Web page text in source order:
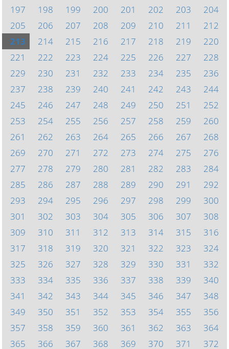
197
198 199 200 201 202 203
204
205
206 207 208 209 210 211
212
213
214 215 216 217 218 219
220
221
222 223 224 225 226 227
228
229
230 231 232 233 234 235
236
237
238 239 240 241 242 243
244
245
246 247 248 249 250 251
252
253
254 255 256 257 258 259
260
261
262 263 264 265 266 267
268
269
270 271 272 273 274 275
276
277
278 279 280 281 282 283
284
285
286 287 288 289 290 291
292
293
294 295 296 297 298 299
300
301
302 303 304 305 306 307
308
309
310 311 312 313 314 315
316
317
318 319 320 321 322 323
324
325
326 327 328 329 330 331
332
333
334 335 336 337 338 339
340
341
342 343 344 345 346 347
348
349
350 351 352 353 354 355
356
357
358 359 360 361 362 363
364
365
366 367 368 369 370 371 372